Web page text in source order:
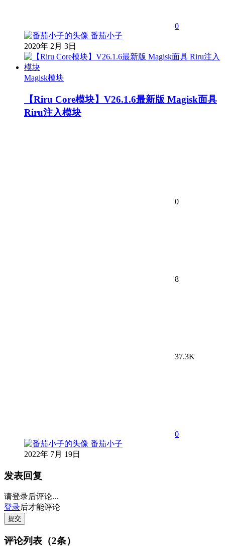
0
番茄小子
2020年 2月 3日
Magisk模块
【Riru Core模块】V26.1.6最新版 Magisk面具
Riru注入模块
0
8
37.3K
0
番茄小子
2022年 7月 19日
发表回复
请登录后评论...
登录后才能评论
提交
评论列表（2条）